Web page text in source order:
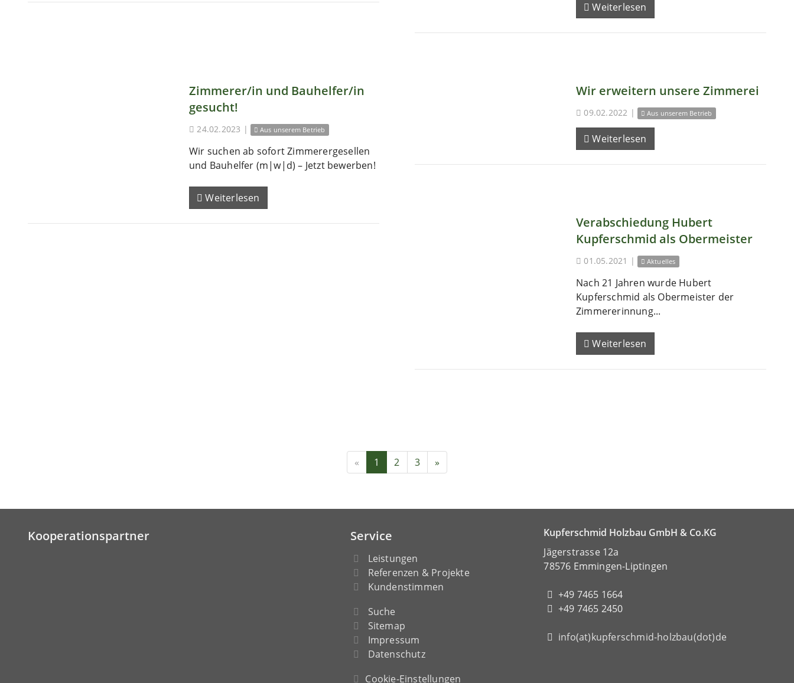
Weiterlesen
Zimmerer/in und Bauhelfer/in
gesucht!
24.02.2023 | Aus unserem Betrieb
Wir suchen ab sofort Zimmerergesellen
und Bauhelfer (m|w|d) – Jetzt bewerben!
Weiterlesen
Wir erweitern unsere Zimmerei
09.02.2022 | Aus unserem Betrieb
Weiterlesen
Verabschiedung Hubert
Kupferschmid als Obermeister
01.05.2021 | Aktuelles
Nach 21 Jahren wurde Hubert
Kupferschmid als Obermeister der
Zimmererinnung...
Weiterlesen
« 1 2 3 »
Kooperationspartner Service
Leistungen
Referenzen & Projekte
Kundenstimmen
Suche
Sitemap
Impressum
Datenschutz
Cookie-Einstellungen
Kupferschmid Holzbau GmbH & Co.KG
Jägerstrasse 12a
78576 Emmingen-Liptingen
+49 7465 1664
+49 7465 2450
info(at)kupferschmid-holzbau(dot)de